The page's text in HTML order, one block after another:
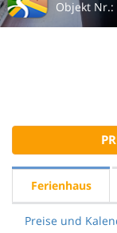
Objekt Nr.:
Ferienhaus
Preise und